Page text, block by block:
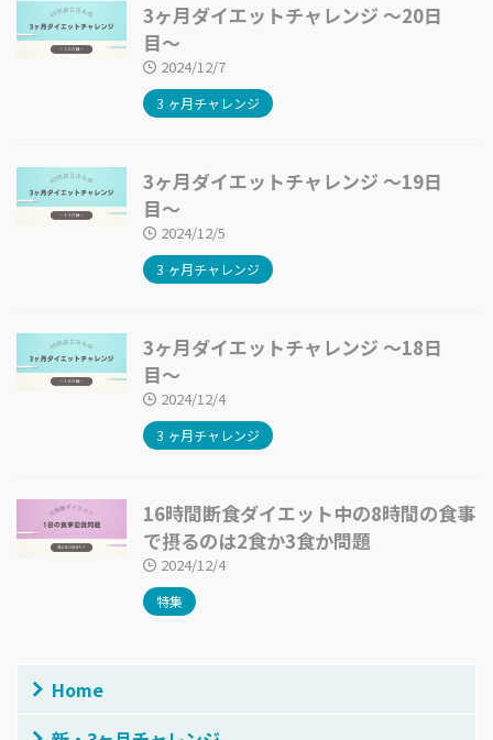
3ヶ月ダイエットチャレンジ 〜20日
目〜
2024/12/7
3 ヶ月チャレンジ
3ヶ月ダイエットチャレンジ 〜19日
目〜
2024/12/5
3 ヶ月チャレンジ
3ヶ月ダイエットチャレンジ 〜18日
目〜
2024/12/4
3 ヶ月チャレンジ
16時間断食ダイエット中の8時間の食事
で摂るのは2食か3食か問題
2024/12/4
特集
Home